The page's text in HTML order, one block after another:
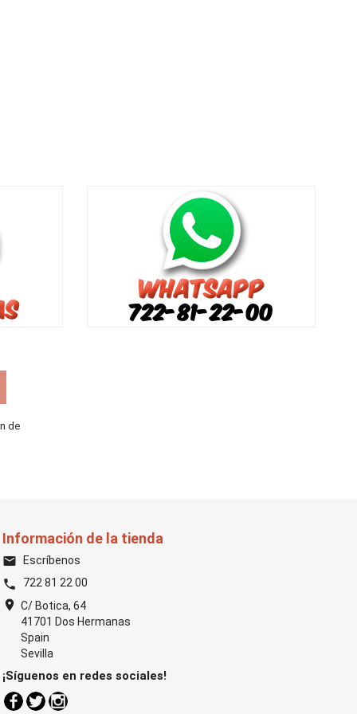
de
Información de la tienda
email Escríbenos
phone 722 81 22 00
location_on C/ Botica, 64
41701 Dos Hermanas
Spain
Sevilla
¡Síguenos en redes sociales!
Facebook
TwitterInstagram